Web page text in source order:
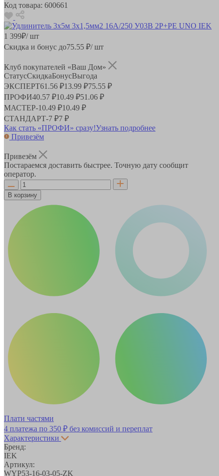
Код товара: 600661
1 399₽/ шт
Скидка и бонус до75.55 ₽/ шт
Клуб покупателей «Ваш Дом»
СтатусСкидкаБонусВыгода
ЭКСПЕРТ61.56 ₽13.99 ₽75.55 ₽
ПРОФИ40.57 ₽10.49 ₽51.06 ₽
МАСТЕР-10.49 ₽10.49 ₽
СТАНДАРТ-7 ₽7 ₽
Как стать «ПРОФИ» сразу!Узнать подробнее
Привезём
Привезём
Постараемся доставить быстрее. Точную дату сообщит
оператор.
В корзину
Плати частями
4 платежа по 350 ₽ без комиссий и переплат
Характеристики
Бренд:
IEK
Артикул:
WYP53-16-03-05-ZK